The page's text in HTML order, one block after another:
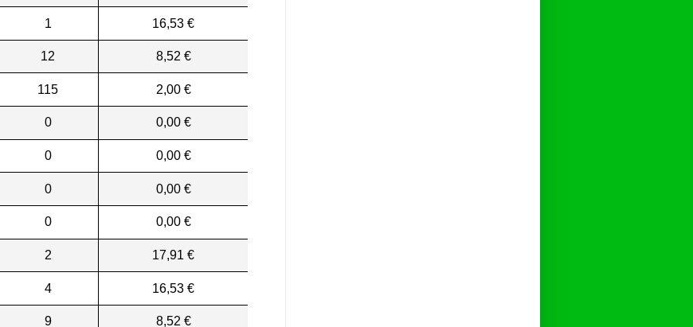
1 16,53 €
12 8,52 €
115 2,00 €
0 0,00 €
0 0,00 €
0 0,00 €
0 0,00 €
2 17,91 €
4 16,53 €
9 8,52 €